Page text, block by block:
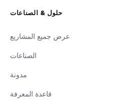
حلول & الصناعات
عرض جميع المشاريع
الصناعات
مدونة
قاعدة المعرفة